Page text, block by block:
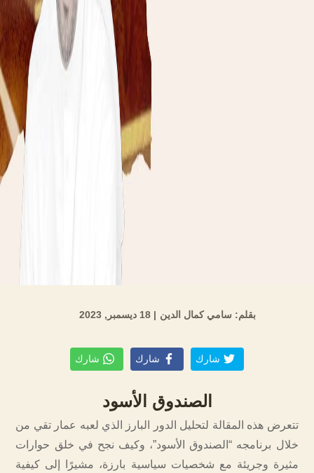
بقلم: سامي كمال الدين | 18 ديسمبر, 2023
شارك شارك شارك
الصندوق الأسود
تتعرض هذه المقالة لتحليل الدور البارز الذي لعبه عمار تقي من
خلال برنامجه “الصندوق الأسود”، وكيف نجح في خلق حوارات
مثيرة وجريئة مع شخصيات سياسية بارزة، مشيرًا إلى كيفية